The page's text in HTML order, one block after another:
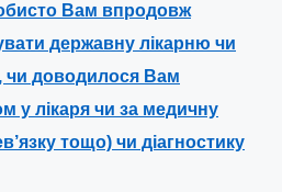
Вам впродовж
державну лікарню чи
чи доводилося Вам
у лікаря чи за медичну
тощо) чи діагностику